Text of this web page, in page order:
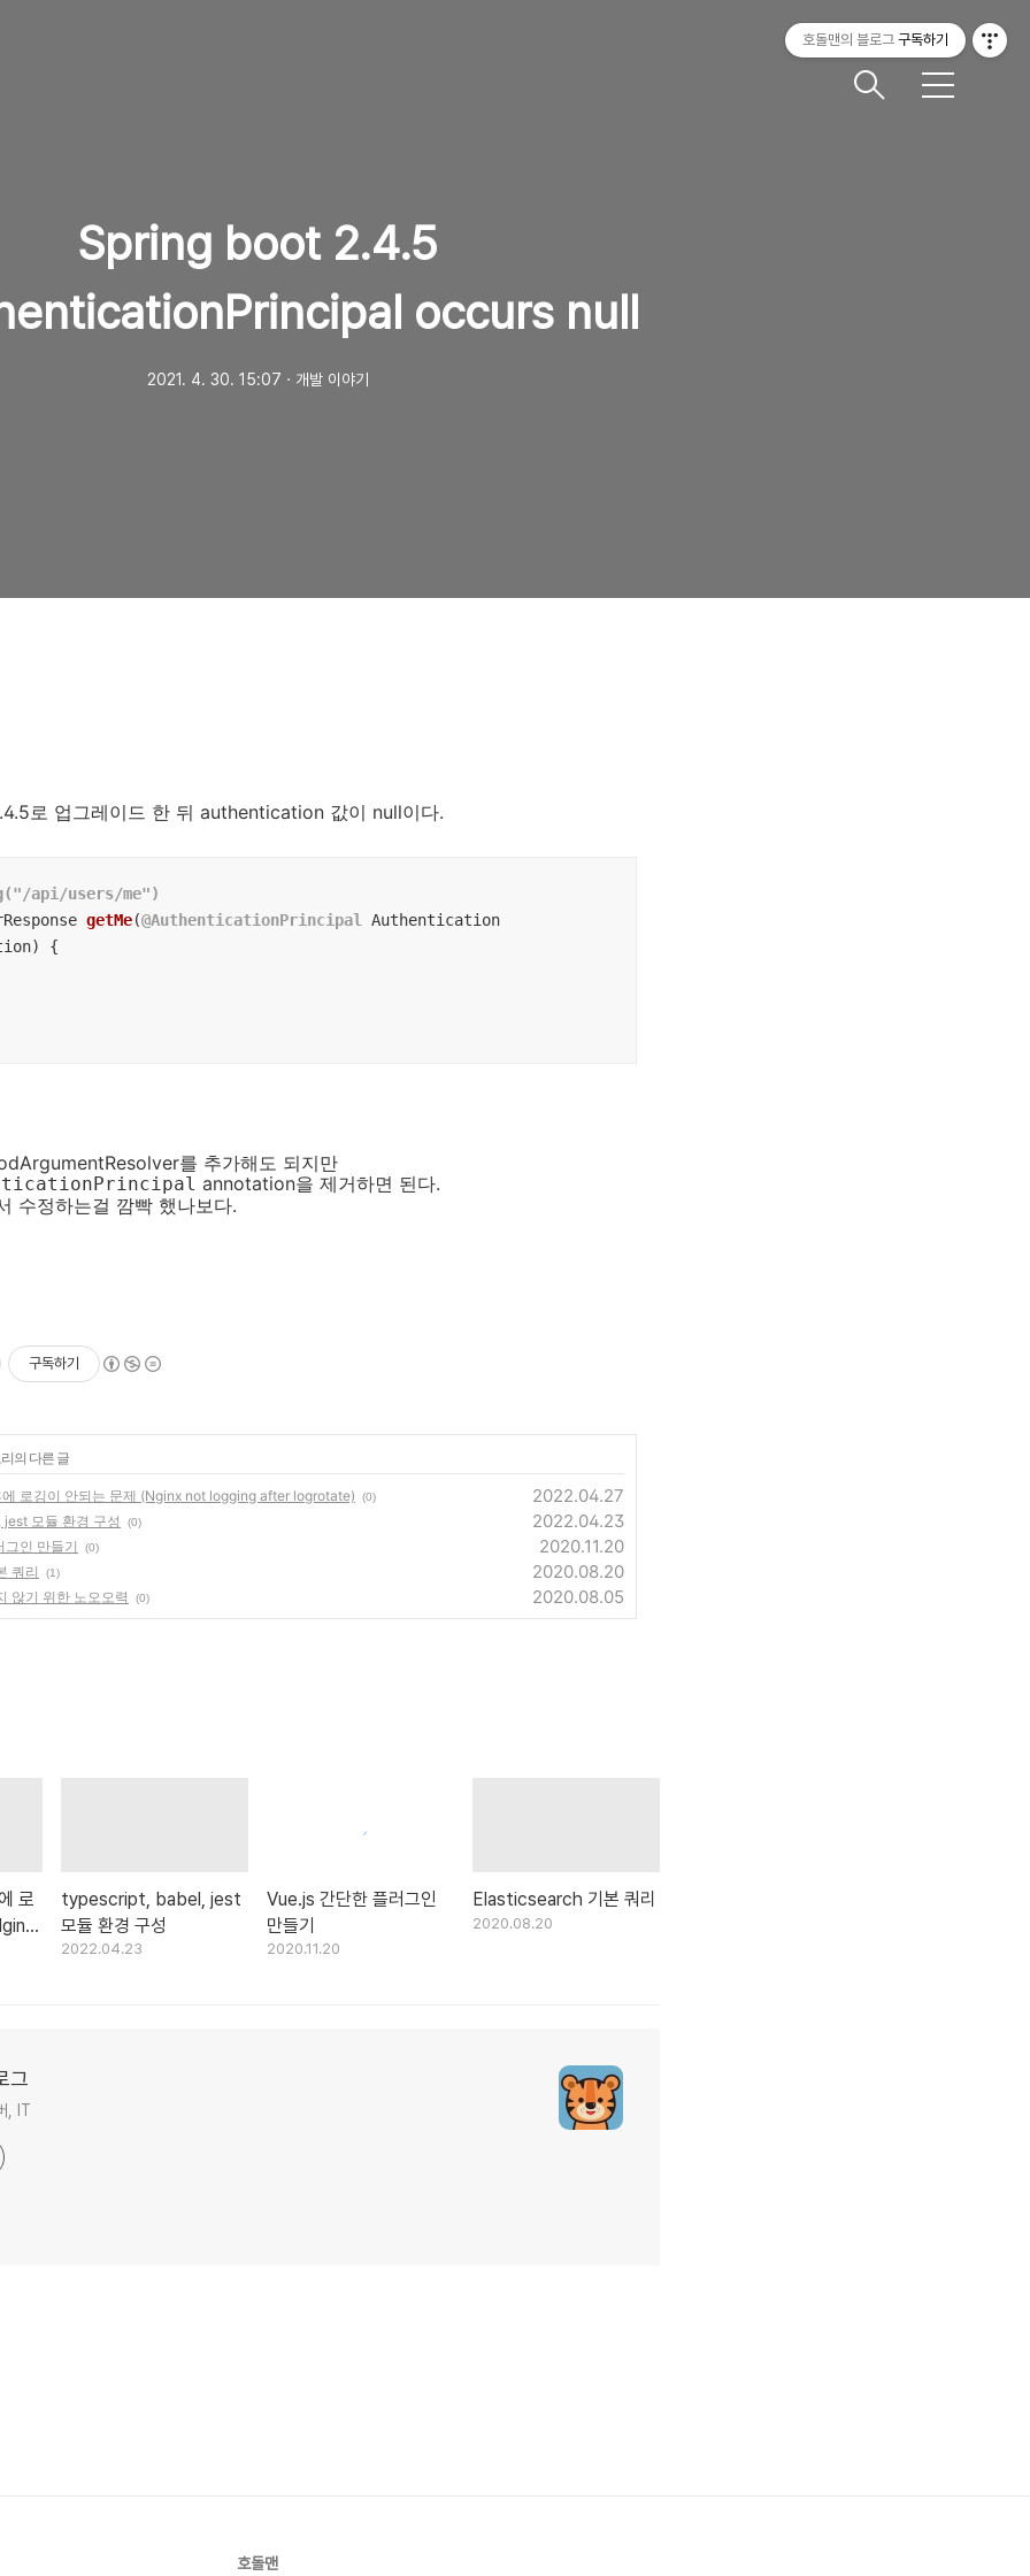
메
Spring boot 2.4.5
occurs null
2021. 4. 30. 15:07 ㆍ 개발 이야기
로 업그레이드 한 뒤 authentication 값이 null이다.
api/users/me")
getMe(@AuthenticationPrincipal
Authentication
{
를 추가해도 되지만
annotation을 제거하면 된다.
수정하는걸 깜빡 했나보다.
구독하기
의 다른 글
로깅이 안되는 문제 (Nginx not logging after logrotate) (0) 2022.04.27
모듈 환경 구성 (0) 2022.04.23
그인 만들기 (0) 2020.11.20
쿼리 (1) 2020.08.20
않기 위한 노오오력 (0) 2020.08.05
로
typescript, babel, jest
모듈 환경 구성
2022.04.23
Vue.js 간단한 플러그인
만들기
2020.11.20
Elasticsearch 기본 쿼리
2020.08.20
그
, IT
호돌맨
호돌맨의 블로그 구독하기